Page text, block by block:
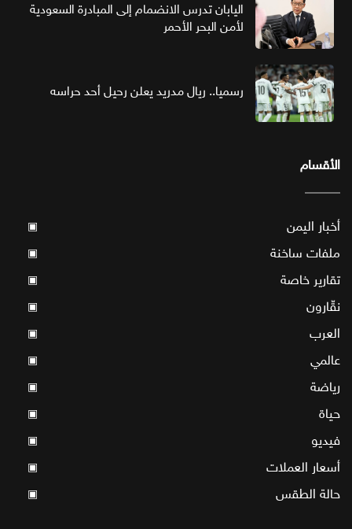
اليابان تدرس الانضمام إلى المبادرة السعودية
لأمن البحر الأحمر
رسميا.. ريال مدريد يعلن رحيل أحد حراسه
الأقسام
أخبار اليمن ▣
ملفات ساخنة ▣
تقارير خاصة ▣
نقّارون ▣
العرب ▣
عالمي ▣
رياضة ▣
حياة ▣
فيديو ▣
أسعار العملات ▣
حالة الطقس ▣